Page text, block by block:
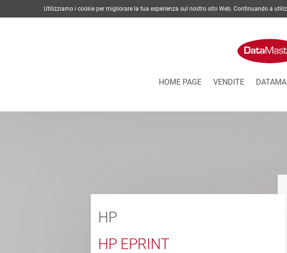
HOME PAGE VENDITE
HP
HP EPRINT
Utilizziamo i cookie per migliorare la tua esperienza sul nostro sito Web. Continuando